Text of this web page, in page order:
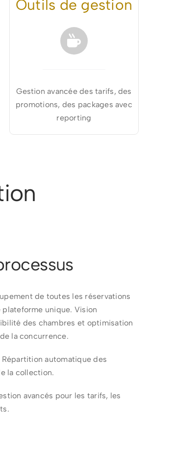
Outils de gestion
Gestion avancée des tarifs, des
promotions, des packages avec
reporting
de toutes les réservations
unique. Vision
des chambres et optimisation
la concurrence.
Répartition automatique des
la collection.
avancés pour les tarifs, les